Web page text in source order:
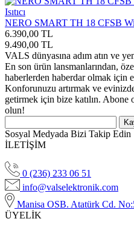
NERO SMART TH 18 CFSB
6.390,00 TL
9.490,00 TL
VALS dünyasına adım atın ve
En son ürün lansmanlarından,
haberlerden haberdar olmak için
Konforunuzu artırmak ve
getirmek için bize katılın.
olun!
Sosyal Medyada Bizi Takip Edin
İLETİŞİM
0 (236) 233 06 51
info@valselektronik.com
Manisa OSB. Atatürk Cd.
ÜYELİK